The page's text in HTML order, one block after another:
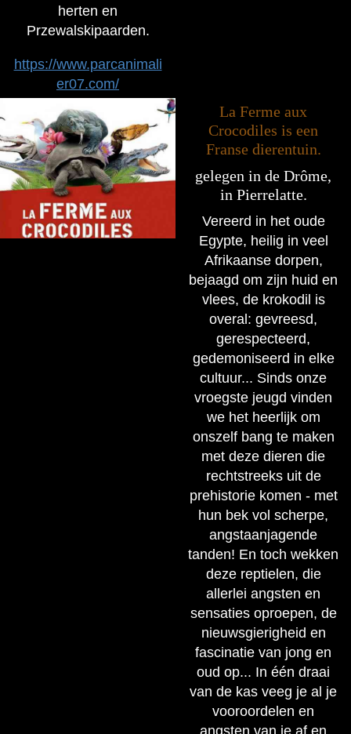
herten en
Przewalskipaarden.
https://www.parcanimali
er07.com/
La Ferme aux
Crocodiles is een
Franse dierentuin.
gelegen in de Drôme,
in Pierrelatte.
Vereerd in het oude
Egypte, heilig in veel
Afrikaanse dorpen,
bejaagd om zijn huid en
vlees, de krokodil is
overal: gevreesd,
gerespecteerd,
gedemoniseerd in elke
cultuur... Sinds onze
vroegste jeugd vinden
we het heerlijk om
onszelf bang te maken
met deze dieren die
rechtstreeks uit de
prehistorie komen - met
hun bek vol scherpe,
angstaanjagende
tanden! En toch wekken
deze reptielen, die
allerlei angsten en
sensaties oproepen, de
nieuwsgierigheid en
fascinatie van jong en
oud op... In één draai
van de kas veeg je al je
vooroordelen en
angsten van je af en